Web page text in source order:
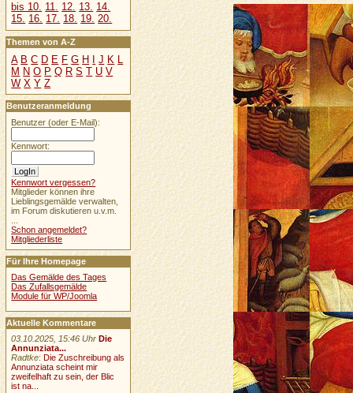
bis 10. 11. 12. 13. 14.
15. 16. 17. 18. 19. 20.
Themen von A-Z
A B C D E F G H I J K L
M N O P Q R S T U V
W X Y Z
Benutzeranmeldung
Benutzer (oder E-Mail):
Kennwort:
Kennwort vergessen?
Mitglieder können ihre
Lieblingsgemälde verwalten,
im Forum diskutieren u.v.m.
Schon angemeldet?
Mitgliederliste
Für Ihre Homepage
Das Gemälde des Tages
Das Zufallsgemälde
Module für WP/Joomla
Aktuelle Kommentare
03.10.2025, 15:46 Uhr Die
Annunziata...
Radtke: Die Zuschreibung als
Annunziata scheint mir
zweifelhaft zu sein, der Blic
ist na...